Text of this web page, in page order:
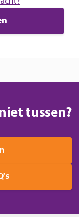
tussen?